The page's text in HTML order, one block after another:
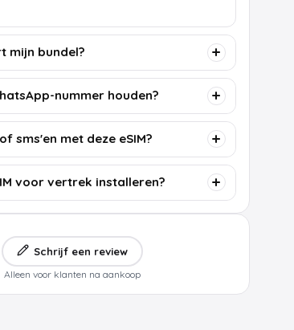
mijn bundel?
nummer houden?
sms'en met deze eSIM?
voor vertrek installeren?
Schrijf een review
Alleen voor klanten na aankoop